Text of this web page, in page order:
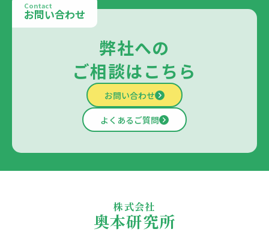
Contact
お問い合わせ
弊社への
ご相談はこちら
お問い合わせ
よくあるご質問
株式会社
奥本研究所